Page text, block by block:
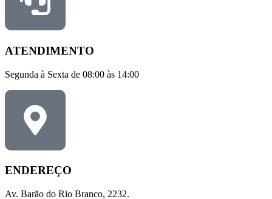
ATENDIMENTO
Segunda à Sexta de 08:00 às 14:00
ENDEREÇO
Av. Barão do Rio Branco, 2232.